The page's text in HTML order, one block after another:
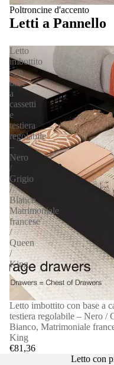
Poltroncine d'accento
Letti a Pannello
Letto
imbottito
con
base
a
cassetti
e
testiera
regolabile
–
Nero
/
Grigio
/
Bianco,
Matrimoniale
francese
/
Queen
/
King
Letto imbottito con base a
testiera regolabile – Nero /
Bianco, Matrimoniale
King
€81,36
Letto con